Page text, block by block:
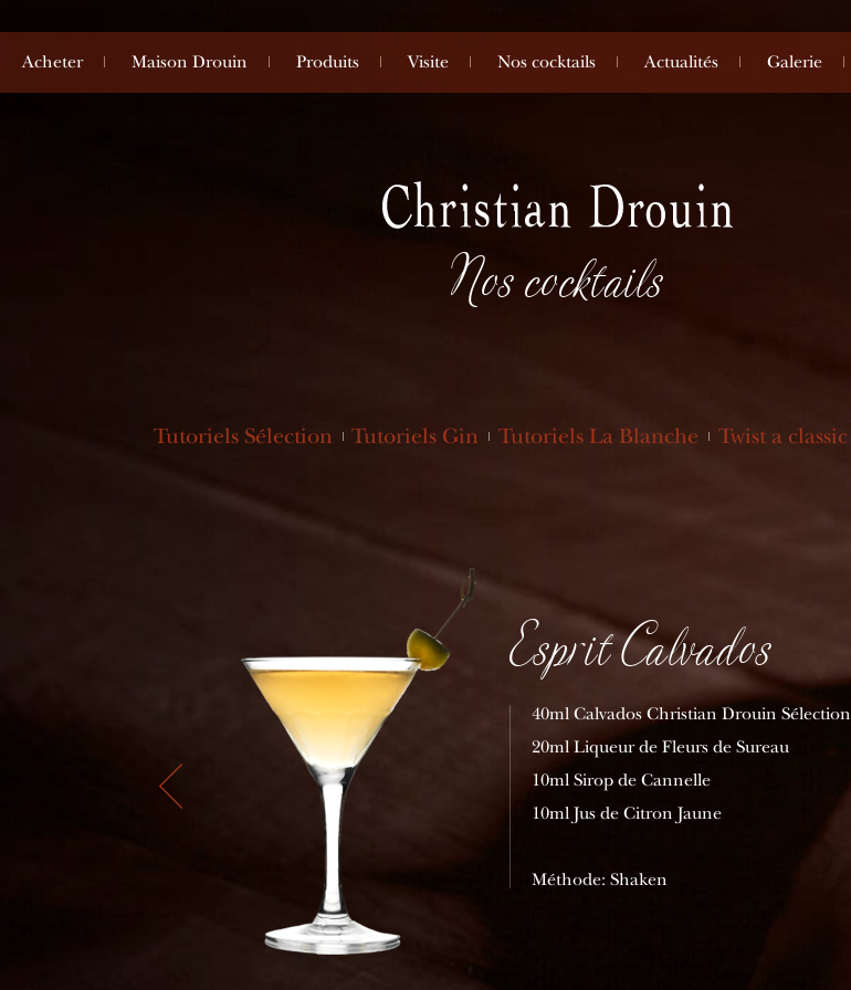
Acheter Maison Drouin Produits Visite Nos cocktails Actualités Galerie
Nos cocktails
Tutoriels Sélection Tutoriels Gin Tutoriels La Blanche Twist a classic
Esprit Calvados
40ml Calvados Christian Drouin Sélection
20ml Liqueur de Fleurs de Sureau
10ml Sirop de Cannelle
10ml Jus de Citron Jaune
Méthode: Shaken